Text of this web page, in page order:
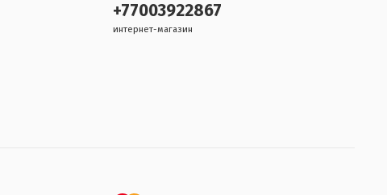
+77003922867
интернет-магазин